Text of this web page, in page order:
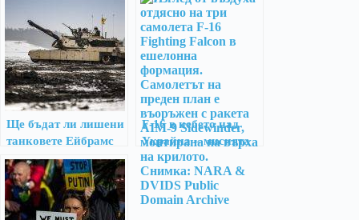
Ще бъдат ли лишени
танковете Ейбрамс
от урановата си
броня за Украйна?
F-16 в небето над
Украйна – мисията
възможна